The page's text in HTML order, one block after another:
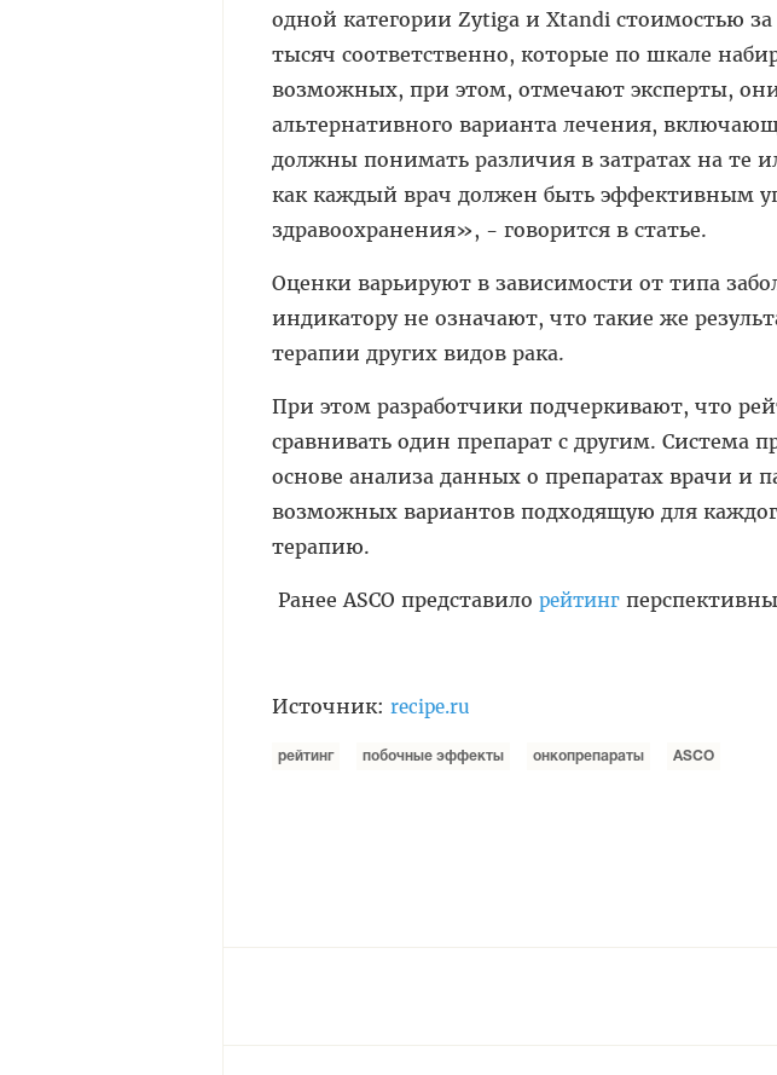
одной категории Zytiga и Xtandi стоимостью
тысяч соответственно, которые по шкале
возможных, при этом, отмечают эксперты,
альтернативного варианта лечения,
должны понимать различия в затратах на те
как каждый врач должен быть эффективным
здравоохранения», - говорится в статье.
Оценки варьируют в зависимости от типа
индикатору не означают, что такие же
терапии других видов рака.
При этом разработчики подчеркивают, что
сравнивать один препарат с другим. Система
основе анализа данных о препаратах врачи и
возможных вариантов подходящую для
терапию.
Ранее ASCO представило рейтинг
Источник: recipe.ru
рейтинг побочные эффекты онкопрепараты ASCO